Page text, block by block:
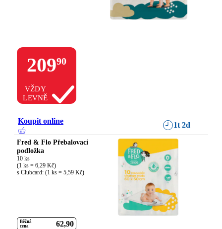
20990
VŽDY
LEVNĚ
Koupit online 1t 2d
Fred & Flo Přebalovací
podložka
10 ks
(1 ks = 6,29 Kč)
s Clubcard: (1 ks = 5,59 Kč)
Běžná
cena
62 90